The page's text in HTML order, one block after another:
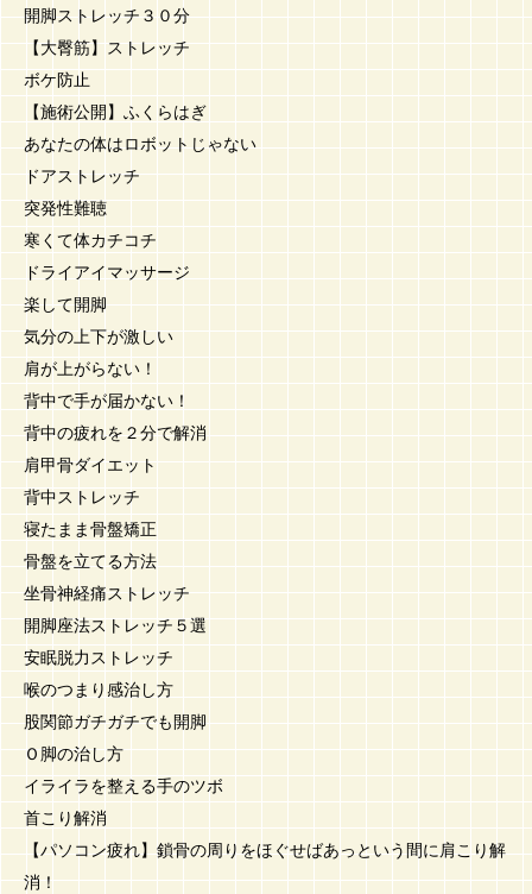
開脚ストレッチ３０分
【大臀筋】ストレッチ
ボケ防止
【施術公開】ふくらはぎ
あなたの体はロボットじゃない
ドアストレッチ
突発性難聴
寒くて体カチコチ
ドライアイマッサージ
楽して開脚
気分の上下が激しい
肩が上がらない！
背中で手が届かない！
背中の疲れを２分で解消
肩甲骨ダイエット
背中ストレッチ
寝たまま骨盤矯正
骨盤を立てる方法
坐骨神経痛ストレッチ
開脚座法ストレッチ５選
安眠脱力ストレッチ
喉のつまり感治し方
股関節ガチガチでも開脚
Ｏ脚の治し方
イライラを整える手のツボ
首こり解消
【パソコン疲れ】鎖骨の周りをほぐせばあっという間に肩こり解
消！